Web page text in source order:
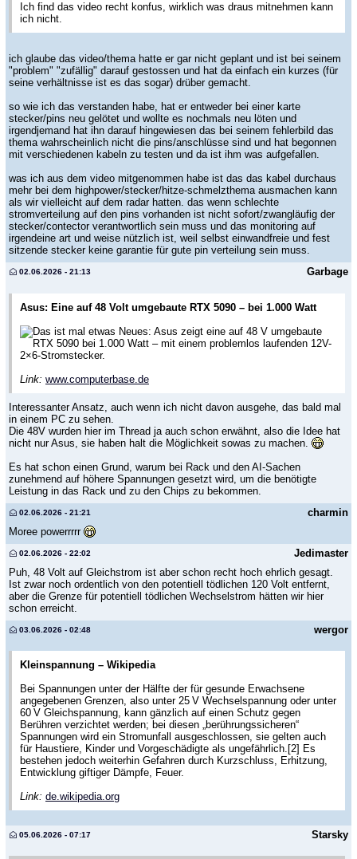
Ich find das video recht konfus, wirklich was draus mitnehmen kann
ich nicht.
ich glaube das video/thema hatte er gar nicht geplant und ist bei seinem
"problem" "zufällig" darauf gestossen und hat da einfach ein kurzes (für
seine verhältnisse ist es das sogar) drüber gemacht.
so wie ich das verstanden habe, hat er entweder bei einer karte
stecker/pins neu gelötet und wollte es nochmals neu löten und
irgendjemand hat ihn darauf hingewiesen das bei seinem fehlerbild das
thema wahrscheinlich nicht die pins/anschlüsse sind und hat begonnen
mit verschiedenen kabeln zu testen und da ist ihm was aufgefallen.
was ich aus dem video mitgenommen habe ist das das kabel durchaus
mehr bei dem highpower/stecker/hitze-schmelzthema ausmachen kann
als wir vielleicht auf dem radar hatten. das wenn schlechte
stromverteilung auf den pins vorhanden ist nicht sofort/zwangläufig der
stecker/contector verantwortlich sein muss und das monitoring auf
irgendeine art und weise nützlich ist, weil selbst einwandfreie und fest
sitzende stecker keine garantie für gute pin verteilung sein muss.
Garbage
02.06.2026 - 21:13
Asus: Eine auf 48 Volt umgebaute RTX 5090 – bei 1.000 Watt
Das ist mal etwas Neues: Asus zeigt eine auf 48 V umgebaute
RTX 5090 bei 1.000 Watt – mit einem problemlos laufenden 12V-
2×6-Stromstecker.
Link: www.computerbase.de
Interessanter Ansatz, auch wenn ich nicht davon ausgehe, das bald mal
in einem PC zu sehen.
Die 48V wurden hier im Thread ja auch schon erwähnt, also die Idee hat
nicht nur Asus, sie haben halt die Möglichkeit sowas zu machen.
Es hat schon einen Grund, warum bei Rack und den AI-Sachen
zunehmend auf höhere Spannungen gesetzt wird, um die benötigte
Leistung in das Rack und zu den Chips zu bekommen.
charmin
02.06.2026 - 21:21
Moree powerrrrr
Jedimaster
02.06.2026 - 22:02
Puh, 48 Volt auf Gleichstrom ist aber schon recht hoch ehrlich gesagt.
Ist zwar noch ordentlich von den potentiell tödlichen 120 Volt entfernt,
aber die Grenze für potentiell tödlichen Wechselstrom hätten wir hier
schon erreicht.
wergor
03.06.2026 - 02:48
Kleinspannung – Wikipedia
Bei Spannungen unter der Hälfte der für gesunde Erwachsene
angegebenen Grenzen, also unter 25 V Wechselspannung oder unter
60 V Gleichspannung, kann gänzlich auf einen Schutz gegen
Berühren verzichtet werden; bei diesen „berührungssicheren“
Spannungen wird ein Stromunfall ausgeschlossen, sie gelten auch
für Haustiere, Kinder und Vorgeschädigte als ungefährlich.[2] Es
bestehen jedoch weiterhin Gefahren durch Kurzschluss, Erhitzung,
Entwicklung giftiger Dämpfe, Feuer.
Link: de.wikipedia.org
Starsky
05.06.2026 - 07:17